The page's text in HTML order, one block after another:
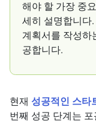
해야 할 가장 중
세히 설명합니다
계획서를 작성하
공합니다.
현재 성공적인 스타
번째 성공 단계는